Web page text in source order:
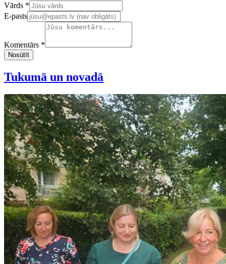
Confirm your email address
Vārds *
E-pasts
Komentārs *
Nosūtīt
Tukumā un novadā